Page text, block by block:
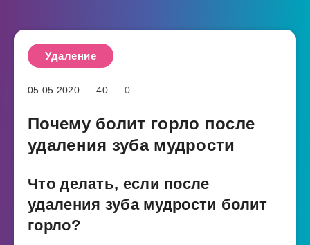
Удаление
05.05.2020 40 0
Почему болит горло после
удаления зуба мудрости
Что делать, если после
удаления зуба мудрости болит
горло?